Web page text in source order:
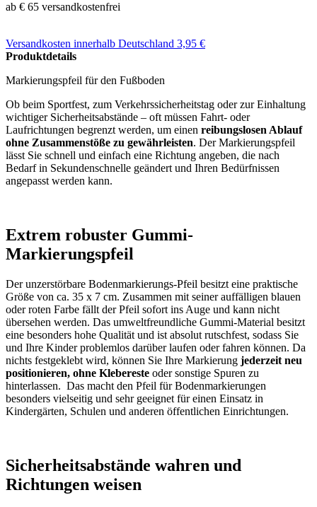
ab € 65 versandkostenfrei
Versandkosten innerhalb Deutschland 3,95 €
Produktdetails
Markierungspfeil für den Fußboden
Ob beim Sportfest, zum Verkehrssicherheitstag oder zur Einhaltung
wichtiger Sicherheitsabstände – oft müssen Fahrt- oder
Laufrichtungen begrenzt werden, um einen reibungslosen Ablauf
ohne Zusammenstöße zu gewährleisten. Der Markierungspfeil
lässt Sie schnell und einfach eine Richtung angeben, die nach
Bedarf in Sekundenschnelle geändert und Ihren Bedürfnissen
angepasst werden kann.
Extrem robuster Gummi-
Markierungspfeil
Der unzerstörbare Bodenmarkierungs-Pfeil besitzt eine praktische
Größe von ca. 35 x 7 cm. Zusammen mit seiner auffälligen blauen
oder roten Farbe fällt der Pfeil sofort ins Auge und kann nicht
übersehen werden. Das umweltfreundliche Gummi-Material besitzt
eine besonders hohe Qualität und ist absolut rutschfest, sodass Sie
und Ihre Kinder problemlos darüber laufen oder fahren können. Da
nichts festgeklebt wird, können Sie Ihre Markierung jederzeit neu
positionieren, ohne Klebereste oder sonstige Spuren zu
hinterlassen. Das macht den Pfeil für Bodenmarkierungen
besonders vielseitig und sehr geeignet für einen Einsatz in
Kindergärten, Schulen und anderen öffentlichen Einrichtungen.
Sicherheitsabstände wahren und
Richtungen weisen